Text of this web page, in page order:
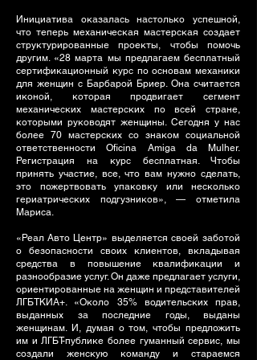
Инициатива оказалась настолько успешной,
что теперь механическая мастерская создает
структурированные проекты, чтобы помочь
другим. «28 марта мы предлагаем бесплатный
сертификационный курс по основам механики
для женщин с Барбарой Бриер. Она считается
иконой, которая продвигает сегмент
механических мастерских по всей стране,
которыми руководят женщины. Сегодня у нас
более 70 мастерских со знаком социальной
ответственности Oficina Amiga da Mulher.
Регистрация на курс бесплатная. Чтобы
принять участие, все, что вам нужно сделать,
это пожертвовать упаковку или несколько
гериатрических подгузников», — отметила
Мариса.
«Реал Авто Центр» выделяется своей заботой
о безопасности своих клиентов, вкладывая
средства в повышение квалификации и
разнообразие услуг. Он даже предлагает услуги,
ориентированные на женщин и представителей
ЛГБТКИА+. «Около 35% водительских прав,
выданных за последние годы, выданы
женщинам. И, думая о том, чтобы предложить
им и ЛГБТ-публике более гуманный сервис, мы
создали женскую команду и стараемся